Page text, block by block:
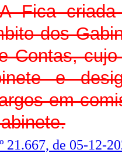
Fica
dos
Contas,
e
em
21.667, de 05-12-